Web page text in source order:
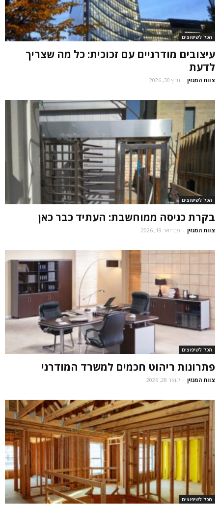
הכל לשיפוצים
עיצובים מודרניים עם זכוכית: כל מה שצריך
לדעת
צוות המגזין - מרץ 30, 2026
הכל לשיפוצים
בקרת כניסה ממוחשבת: העתיד כבר כאן
צוות המגזין - פברואר 19, 2026
הכל לשיפוצים
פתרונות ריהוט חכמים למשרד המודרני
צוות המגזין - ינואר 28, 2026
הכל לשיפוצים